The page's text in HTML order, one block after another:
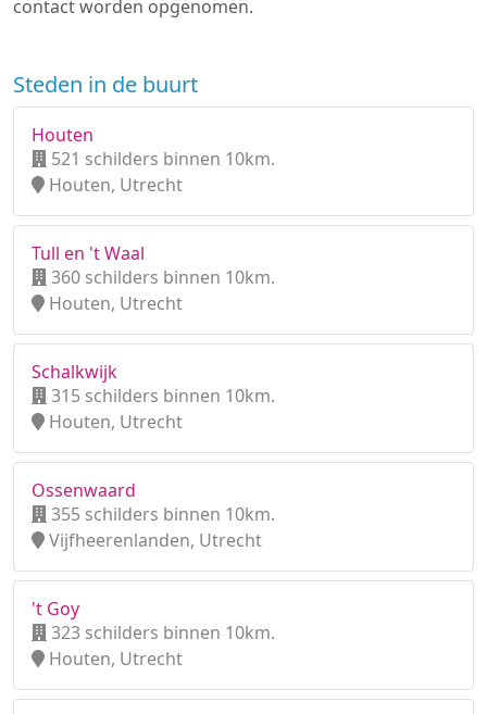
contact worden opgenomen.
Steden in de buurt
Houten
521 schilders binnen 10km.
Houten, Utrecht
Tull en 't Waal
360 schilders binnen 10km.
Houten, Utrecht
Schalkwijk
315 schilders binnen 10km.
Houten, Utrecht
Ossenwaard
355 schilders binnen 10km.
Vijfheerenlanden, Utrecht
't Goy
323 schilders binnen 10km.
Houten, Utrecht